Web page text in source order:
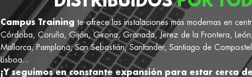
Campus Training te ofrece las instalaciones más modernas en
Córdoba, Coruña, Gijón, Girona, Granada, Jerez de la Frontera,
Mallorca, Pamplona, San Sebastián, Santander, Santiago de
Lisboa...
¡Y seguimos en constante expansión para estar cerca